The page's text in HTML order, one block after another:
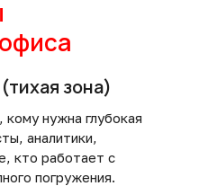
зона)
нужна глубокая
аналитики,
кто работает с
погружения.